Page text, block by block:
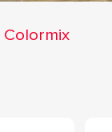
Colormix